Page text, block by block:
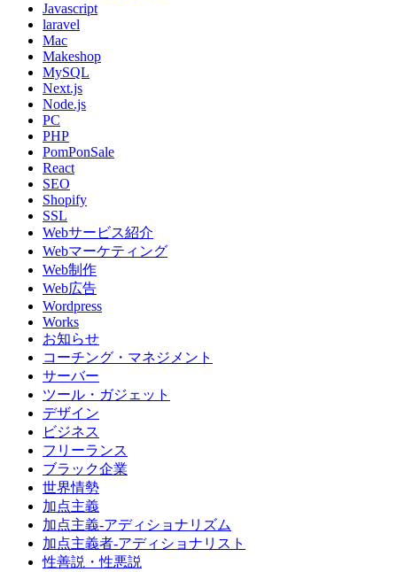
Javascript
laravel
Mac
Makeshop
MySQL
Next.js
Node.js
PC
PHP
PomPonSale
React
SEO
Shopify
SSL
Webサービス紹介
Webマーケティング
Web制作
Web広告
Wordpress
Works
お知らせ
コーチング・マネジメント
サーバー
ツール・ガジェット
デザイン
ビジネス
フリーランス
ブラック企業
世界情勢
加点主義
加点主義-アディショナリズム
加点主義者-アディショナリスト
性善説・性悪説